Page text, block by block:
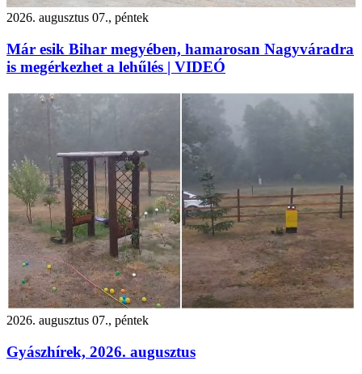
2026. augusztus 07., péntek
Már esik Bihar megyében, hamarosan Nagyváradra
is megérkezhet a lehűlés | VIDEÓ
2026. augusztus 07., péntek
Gyászhírek, 2026. augusztus